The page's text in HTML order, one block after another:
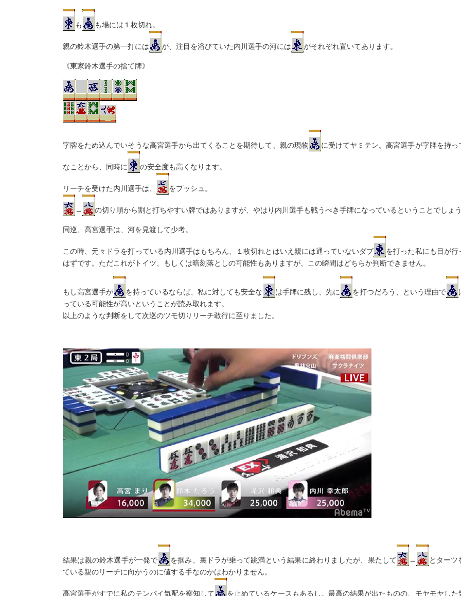
も も場には１枚切れ。
親の鈴木選手の第一打には が、注目を浴びていた内川選手の河には がそれぞれ置いてあります。
《東家鈴木選手の捨て牌》
字牌をため込んでいそうな高宮選手から出てくることを期待して、親の現物 に受けてヤミテン。高宮選手が字牌を持っ
なことから、同時に の安全度も高くなります。
リーチを受けた内川選手は、 をプッシュ。
→ の切り順から割と打ちやすい牌ではありますが、やはり内川選手も戦うべき手牌になっているということでしょ
同巡、高宮選手は、河を見渡して少考。
この時、元々ドラを打っている内川選手はもちろん、１枚切れとはいえ親には通っていないダブ
を打った私にも目が行
はずです。ただこれがトイツ、もしくは暗刻落としの可能性もありますが、この瞬間はどちらか判断できません。
もし高宮選手が を持っているならば、私に対しても安全な は手牌に残し、先に を打つだろう、という理由で
っている可能性が高いということが読み取れます。
以上のような判断をして次巡のツモ切りリーチ敢行に至りました。
結果は親の鈴木選手が一発で を掴み、裏ドラが乗って跳満という結果に終わりましたが、果たして →
とターツ
ている親のリーチに向かうのに値する手なのかはわかりません。
高宮選手がすでに私のテンパイ気配を察知して を止めているケースもあるし。最高の結果が出たものの、モヤモヤした